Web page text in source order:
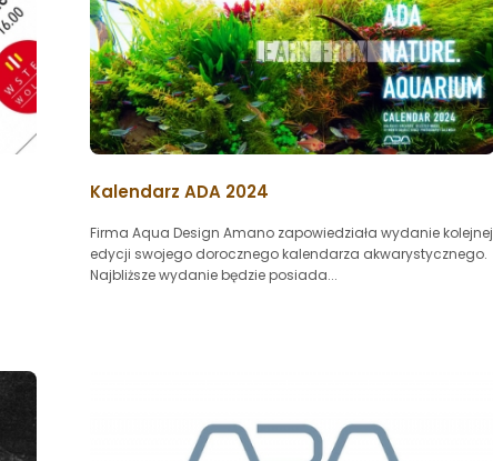
Kalendarz ADA 2024
Firma Aqua Design Amano zapowiedziała wydanie kolejnej
edycji swojego dorocznego kalendarza akwarystycznego.
Najbliższe wydanie będzie posiada...